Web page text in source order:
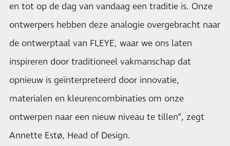
en tot op de dag van vandaag een traditie is. Onze
ontwerpers hebben deze analogie overgebracht naar
de ontwerptaal van FLEYE, waar we ons laten
inspireren door traditioneel vakmanschap dat
opnieuw is geïnterpreteerd door innovatie,
materialen en kleurencombinaties om onze
ontwerpen naar een nieuw niveau te tillen”, zegt
Annette Estø, Head of Design.